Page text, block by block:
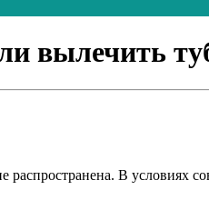
В условиях